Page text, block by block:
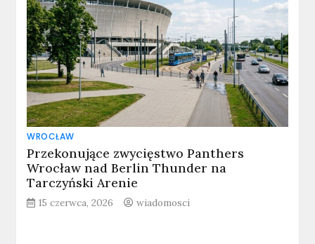
WROCŁAW
Przekonujące zwycięstwo Panthers
Wrocław nad Berlin Thunder na
Tarczyński Arenie
15 czerwca, 2026 wiadomosci